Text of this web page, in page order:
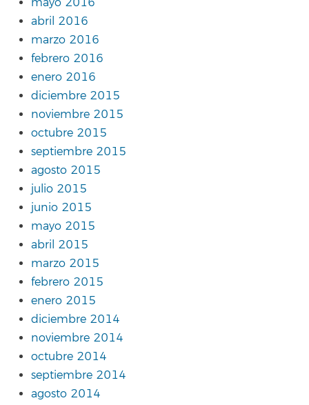
mayo 2016
abril 2016
marzo 2016
febrero 2016
enero 2016
diciembre 2015
noviembre 2015
octubre 2015
septiembre 2015
agosto 2015
julio 2015
junio 2015
mayo 2015
abril 2015
marzo 2015
febrero 2015
enero 2015
diciembre 2014
noviembre 2014
octubre 2014
septiembre 2014
agosto 2014